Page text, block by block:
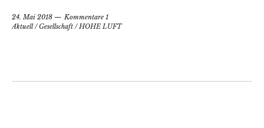
24. Mai 2018
Kommentare 1
Aktuell/Gesellschaft /HOHE LUFT